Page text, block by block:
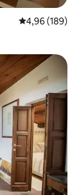
4,96 de uma
4,96 (189)